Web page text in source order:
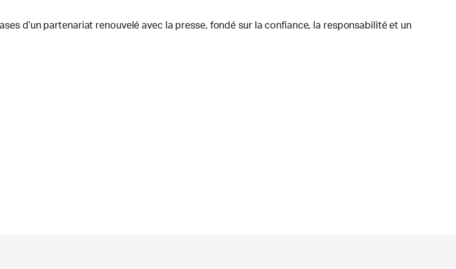
d’un partenariat renouvelé avec la presse, fondé sur la confiance, la responsabilité et un